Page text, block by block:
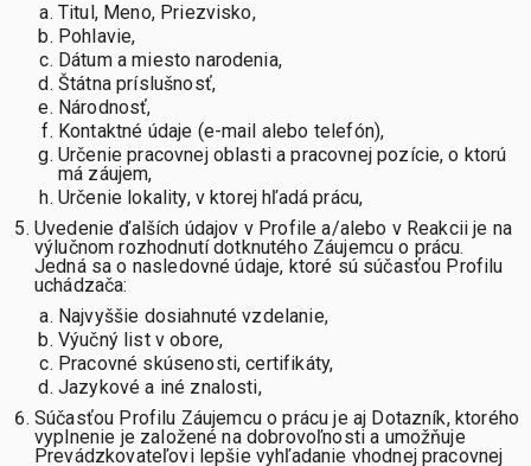
Titul, Meno, Priezvisko,
Pohlavie,
Dátum a miesto narodenia,
Štátna príslušnosť,
Národnosť,
Kontaktné údaje (e-mail alebo telefón),
Určenie pracovnej oblasti a pracovnej pozície, o ktorú
má záujem,
Určenie lokality, v ktorej hľadá prácu,
Uvedenie ďalších údajov v Profile a/alebo v Reakcii je na
výlučnom rozhodnutí dotknutého Záujemcu o prácu.
Jedná sa o nasledovné údaje, ktoré sú súčasťou Profilu
uchádzača:
Najvyššie dosiahnuté vzdelanie,
Výučný list v obore,
Pracovné skúsenosti, certifikáty,
Jazykové a iné znalosti,
Súčasťou Profilu Záujemcu o prácu je aj Dotazník, ktorého
vyplnenie je založené na dobrovoľnosti a umožňuje
Prevádzkovateľovi lepšie vyhľadanie vhodnej pracovnej